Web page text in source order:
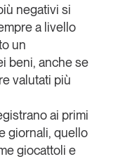
Tendenze
negativi si
a livello
un
beni, anche se
valutati più
ai primi
giornali, quello
giocattoli e